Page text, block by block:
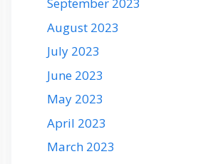
August 2023
July 2023
June 2023
May 2023
April 2023
March 2023